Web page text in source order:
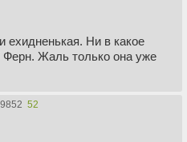
Ни в какое
Ферн. Жаль только она уже
52